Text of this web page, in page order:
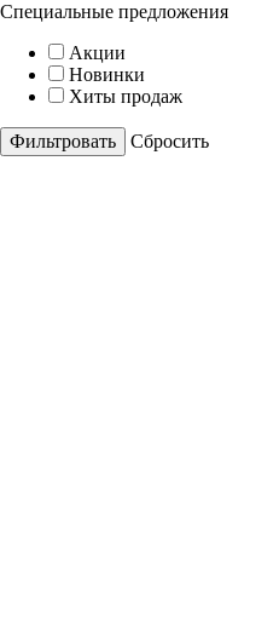
Специальные предложения
Акции
Новинки
Хиты продаж
Cбросить